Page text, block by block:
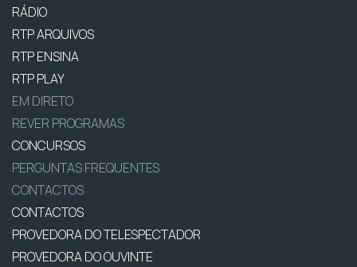
RÁDIO
RTP ARQUIVOS
RTP ENSINA
RTP PLAY
EM DIRETO
REVER PROGRAMAS
CONCURSOS
PERGUNTAS FREQUENTES
CONTACTOS
CONTACTOS
PROVEDORA DO TELESPECTADOR
PROVEDORA DO OUVINTE